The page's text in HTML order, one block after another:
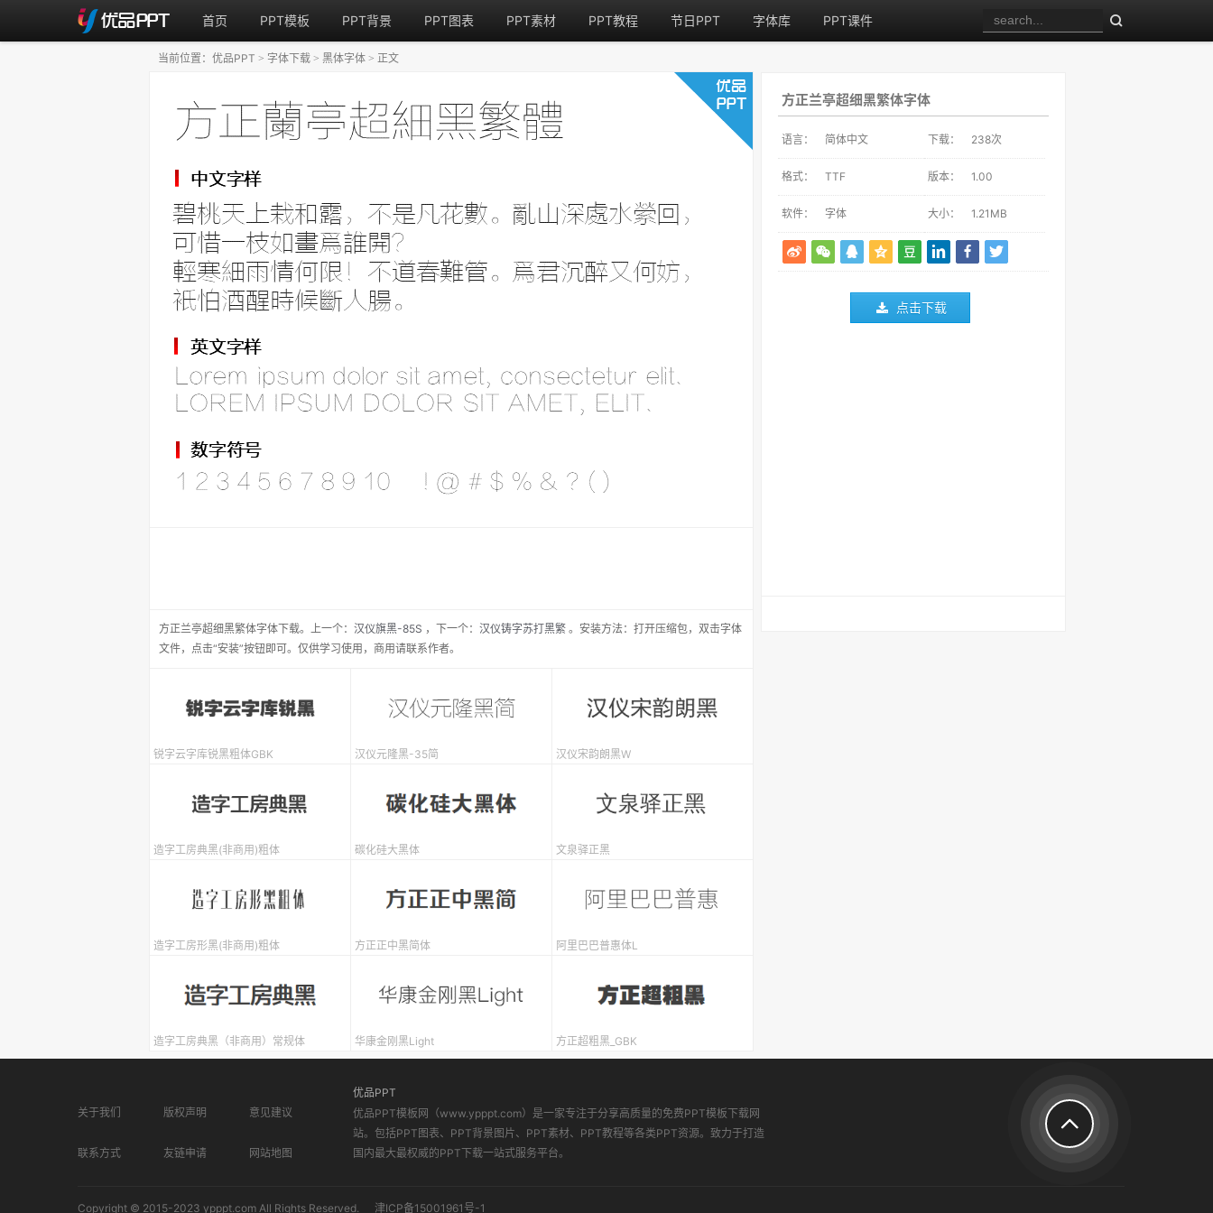
首页 PPT模板 PPT背景 PPT图表 PPT素材 PPT教程 节日PPT 字体库 PPT课件
方正兰亭超细黑繁体字体
语言： 简体中文 下载： 238次
格式： TTF 版本： 1.00
软件： 字体 大小： 1.21MB
点击下载
方正兰亭超细黑繁体字体下载。 上一个： 汉仪旗黑-85S ， 下一个： 汉仪铸字苏打黑繁 。安装方法：打开压缩包，双击字体
文件，点击“安装”按钮即可。仅供学习使用，商用请联系作者。
当前位置： 优品PPT > 字体下载 > 黑体字体 > 正文
锐字云字库锐黑粗体GBK 汉仪元隆黑-35简 汉仪宋韵朗黑W
造字工房典黑(非商用)粗体 碳化硅大黑体 文泉驿正黑
造字工房形黑(非商用)粗体 方正正中黑简体 阿里巴巴普惠体L
造字工房典黑（非商用）常规体 华康金刚黑Light 方正超粗黑_GBK
关于我们 版权声明 意见建议
联系方式 友链申请 网站地图
优品PPT
优品PPT模板网（www.ypppt.com）是一家专注于分享高质量的免费PPT模板下载网
站。包括PPT图表、PPT背景图片、PPT素材、PPT教程等各类PPT资源。致力于打造
国内最大最权威的PPT下载一站式服务平台。
Copyright © 2015-2023 ypppt.com All Rights Reserved. 津ICP备15001961号-1